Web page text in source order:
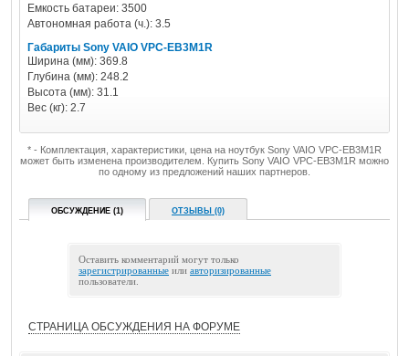
Емкость батареи: 3500
Автономная работа (ч.): 3.5
Габариты Sony VAIO VPC-EB3M1R
Ширина (мм): 369.8
Глубина (мм): 248.2
Высота (мм): 31.1
Вес (кг): 2.7
* - Комплектация, характеристики, цена на ноутбук Sony VAIO VPC-EB3M1R
может быть изменена производителем. Купить Sony VAIO VPC-EB3M1R можно
по одному из предложений наших партнеров.
ОБСУЖДЕНИЕ (1) ОТЗЫВЫ (0)
Оставить комментарий могут только
зарегистрированные или авторизированные
пользователи.
СТРАНИЦА ОБСУЖДЕНИЯ НА ФОРУМЕ